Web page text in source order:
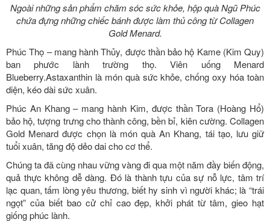
Ngoài những sản phẩm chăm sóc sức khỏe, hộp quà Ngũ Phúc
chứa đựng những chiếc bánh được làm thủ công từ Collagen
Gold Menard.
Phúc Thọ – mang hành Thủy, được thần bảo hộ Kame (Kim Quy)
ban phước lành trường thọ. Viên uống Menard
Blueberry.Astaxanthin là món quà sức khỏe, chống oxy hóa toàn
diện, kéo dài sức xuân.
Phúc An Khang – mang hành Kim, được thần Tora (Hoàng Hổ)
bảo hộ, tượng trưng cho thành công, bền bỉ, kiên cường. Collagen
Gold Menard được chọn là món quà An Khang, tái tạo, lưu giữ
tuổi xuân, tăng độ dẻo dai cho cơ thể.
Chúng ta đã cùng nhau vững vàng đi qua một năm đầy biến động,
quả thực không dễ dàng. Đó là thành tựu của sự nỗ lực, tâm trí
lạc quan, tấm lòng yêu thương, biết hy sinh vì người khác; là “trái
ngọt” của biết bao cử chỉ cao đẹp, khởi phát từ tâm, gieo hạt
giống phúc lành.